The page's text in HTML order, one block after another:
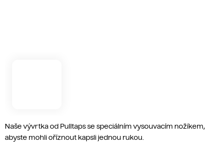
Naše vývrtka od Pulltaps se speciálním vysouvacím nožíkem,
abyste mohli oříznout kapsli jednou rukou.